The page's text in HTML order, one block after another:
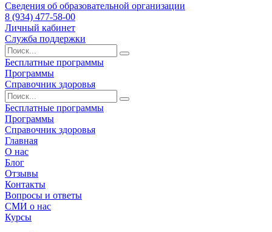
Сведения об образовательной организации
8 (934) 477-58-00
Личный кабинет
Служба поддержки
Бесплатные программы
Программы
Справочник здоровья
Бесплатные программы
Программы
Справочник здоровья
Главная
О нас
Блог
Отзывы
Контакты
Вопросы и ответы
СМИ о нас
Курсы